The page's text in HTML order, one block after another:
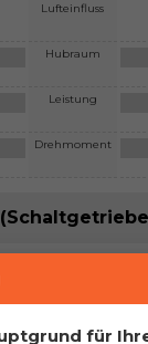
Lufteinfluss
Hubraum
Leistung
Drehmoment
für